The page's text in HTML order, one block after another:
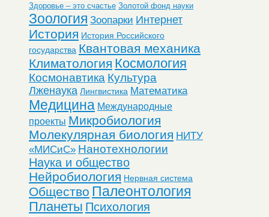
Здоровье – это счастье Золотой фонд науки
Зоология Зоопарки Интернет
История История Российского
государства Квантовая механика
Климатология Космология
Космонавтика Культура
Лженаука Лингвистика Математика
Медицина Международные
проекты Микробиология
Молекулярная биология НИТУ
«МИСиС» Нанотехнологии
Наука и общество
Нейробиология Нервная система
Общество Палеонтология
Планеты Психология